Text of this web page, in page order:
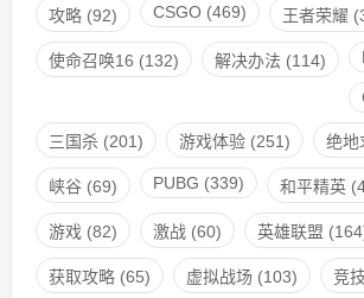
攻略(92) CSGO(469) 王者荣耀
使命召唤16 (132) 解决办法 (114)
三国杀(201) 游戏体验(251) 绝地
峡谷(69) PUBG (339) 和平精英
游戏 (82) 激战(60) 英雄联盟
获取攻略(65) 虚拟战场 (103) 竞技